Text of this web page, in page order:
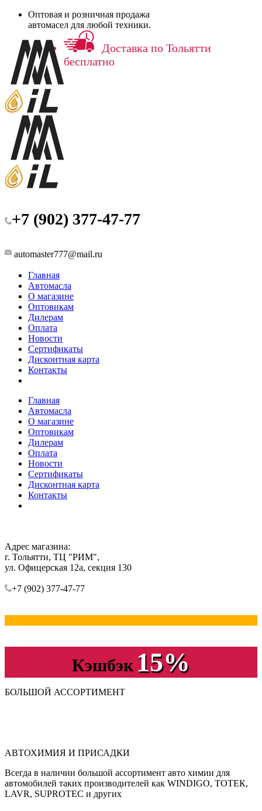
Оптовая и розничная продажа
автомасел для любой техники.
Доставка по Тольятти
бесплатно
+7 (902) 377-47-77
automaster777@mail.ru
Главная
Автомасла
О магазине
Оптовикам
Дилерам
Оплата
Новости
Сертификаты
Дисконтная карта
Контакты
Главная
Автомасла
О магазине
Оптовикам
Дилерам
Оплата
Новости
Сертификаты
Дисконтная карта
Контакты
Адрес магазина:
г. Тольятти, ТЦ "РИМ",
ул. Офицерская 12а, секция 130
+7 (902) 377-47-77
Кэшбэк 15%
БОЛЬШОЙ АССОРТИМЕНТ
АВТОХИМИЯ И ПРИСАДКИ
Всегда в наличии большой ассортимент авто химии для
автомобилей таких производителей как WINDIGO, ТОТЕК,
LAVR, SUPROTEC и других